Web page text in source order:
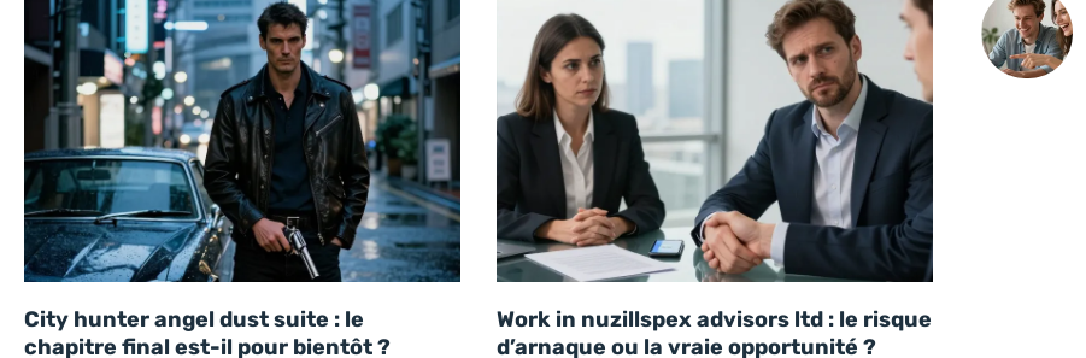
City hunter angel dust suite : le
chapitre final est-il pour bientôt ?
Work in nuzillspex advisors ltd : le risque
d’arnaque ou la vraie opportunité ?